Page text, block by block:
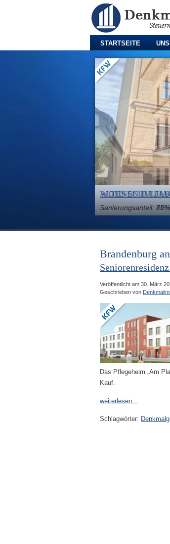
STARTSEITE
WOHNEN IM
Sanierungsanteil:
Brandenburg
Veröffentlicht am 30. März
Geschrieben von
Das Pflegeheim „Am
Kauf.
weiterlesen...
Schlagwörter: